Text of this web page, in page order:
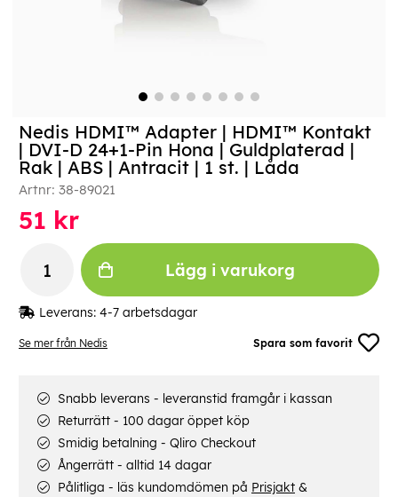
Se mer från Nedis Spara som favorit
Nedis HDMI™ Adapter | HDMI™ Kontakt
| DVI-D 24+1-Pin Hona | Guldplaterad |
Rak | ABS | Antracit | 1 st. | Låda
Artnr: 38-89021
51 kr
Lägg i varukorg
Leverans: 4-7 arbetsdagar
Snabb leverans - leveranstid framgår i kassan
Returrätt - 100 dagar öppet köp
Smidig betalning - Qliro Checkout
Ångerrätt - alltid 14 dagar
Pålitliga - läs kundomdömen på Prisjakt &